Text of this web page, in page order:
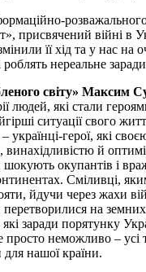
присвячений війні в
її хід та у нас на
роблять нереальне
світу» Максим
людей, які стали
ситуації свого
українці-герої, які
винахідливістю й
шокують окупантів і
Сміливці,
йдучи через жахи
на земних
заради порятунку
неможливо – усі
нашої країни.